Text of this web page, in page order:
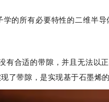
的所有必要特性的二维半
有合适的带隙，并且无法以
了带隙，是实现基于石墨烯